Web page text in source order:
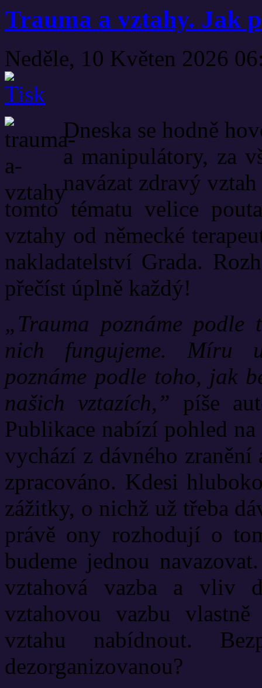
Trauma a vztahy. Jak
Neděle, 10 Květen 2026
Dneska se hodně
a manipulátory, za
navázat zdravý
tomto tématu velice
vztahy od německé
nakladatelství Grada.
přečíst úplně každý!
„Trauma poznáme
nich fungujeme. Míru
poznáme podle toho, jak
našich vztazích,” píše
Publikace nabízí pohled
vychází z dávného zranění
zpracováno. Kdesi
zážitky, o nichž už třeba
právě ony rozhodují o
budeme jednou
vztahová vazba a vliv
vztahovou vazbu
vztahu nabídnout.
dezorganizovanou?